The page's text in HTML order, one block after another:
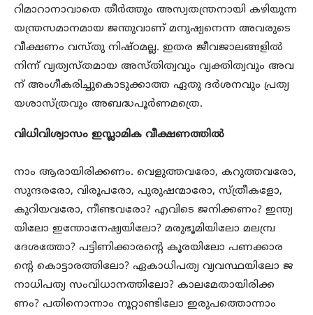
റിമാറാനാവാതെ തീർത്തും അസ്വതന്ത്രനായി കഴിയുന്ന
യന്ത്രസമാനമായ ജന്തുവാണ് മനുഷ്യനെന്ന അവരുടെ
വീക്ഷണം വസ്തു നിഷ്ഠമല്ല. ഇതര ജീവജാലങ്ങളിൽ
നിന്ന് വ്യത്യസ്തമായ അസ്തിത്വവും വ്യക്തിത്വവും അവ
ന് അംഗീകരിച്ചുകൊടുക്കാത്ത ഏതു ദർശനവും പ്രത്യ
യശാസ്ത്രവും അബദ്ധപൂർണമത്രെ.
വിധിവിശ്വാസം ഇസ്ലാമിക വീക്ഷണത്തിൽ
നാം ആരായിരിക്കണം. വെളുത്തവരോ, കറുത്തവരോ,
സുന്ദരരോ, വിരൂപരോ, പുരുഷന്മാരോ, സ്ത്രീകളോ,
കുറിയവരോ, നീണ്ടവരോ? എവിടെ ജനിക്കണം? ഇന്ത്യ
യിലോ ഇന്തോനേഷ്യയിലോ? മരുഭൂമിയിലോ മലമ്പ്ര
ദേശത്തോ? പട്ടിണിക്കാരന്റെ കൂരയിലോ പണക്കാര
ന്റെ കൊട്ടാരത്തിലോ? ഏകാധിപത്യ വ്യവസ്ഥയിലോ ജ
നാധിപത്യ സംവിധാനത്തിലോ? കാലമേതായിരിക്ക
ണം? പതിനൊന്നാം നൂറ്റാണ്ടിലോ ഇരുപത്തൊന്നാം